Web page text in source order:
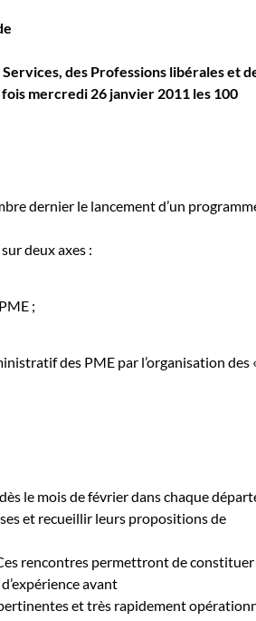
des Professions libérales et
mercredi 26 janvier 2011 les 100
dernier le lancement d’un
deux axes :
;
des PME par l’organisation des
le mois de février dans chaque
et recueillir leurs propositions de
rencontres permettront de
avant
et très rapidement